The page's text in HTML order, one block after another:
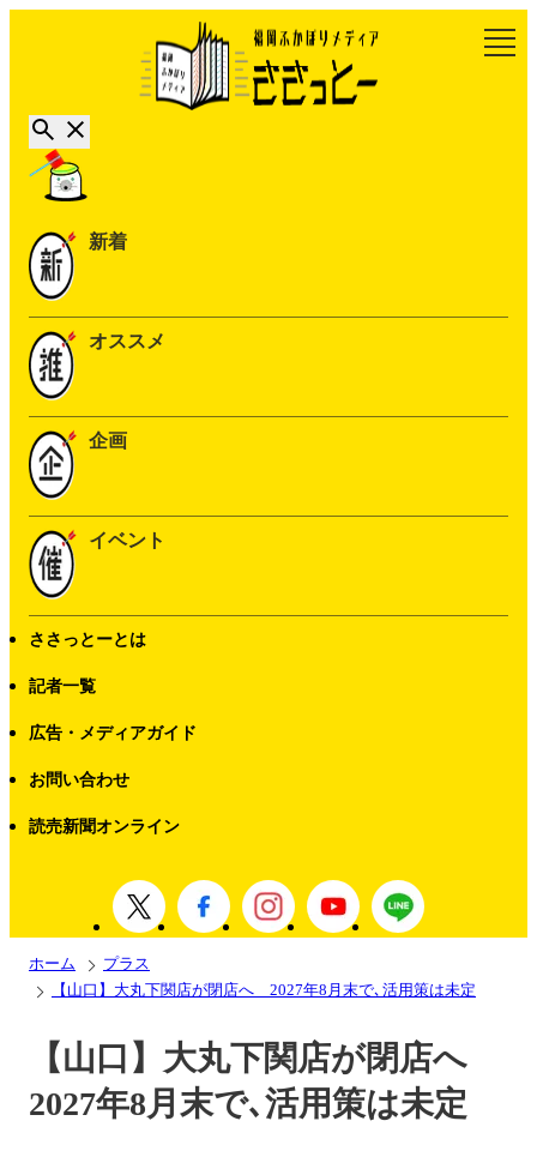
新着
オススメ
企画
イベント
ささっとーとは
記者一覧
広告・メディアガイド
お問い合わせ
読売新聞オンライン
ホーム
プラス
【山口】大丸下関店が閉店へ 2027年8月末で､活用策は未定
【山口】大丸下関店が閉店へ
2027年8月末で､活用策は未定